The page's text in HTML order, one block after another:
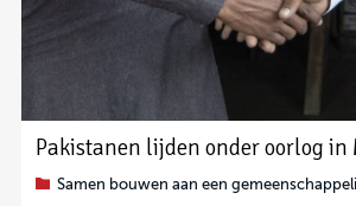
Pakistanen lijden onder oorlog in
Samen bouwen aan een